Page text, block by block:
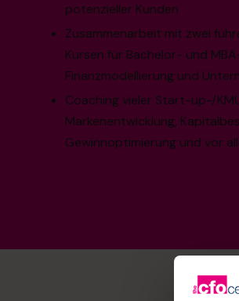
potenzieller Kunden
Zusammenarbeit mit zwei
Kursen für Bachelor- und
Finanzmodellierung und
Coaching vieler Start-up-/
Markenentwicklung,
Gewinnoptimierung und vor